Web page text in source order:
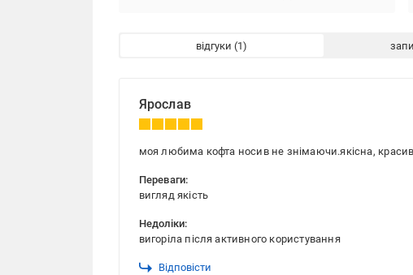
відгуки
Ярослав
моя любима кофта носив не знімаючи.якісна,
Переваги:
вигляд якість
Недоліки:
вигоріла після активного користування
Відповісти